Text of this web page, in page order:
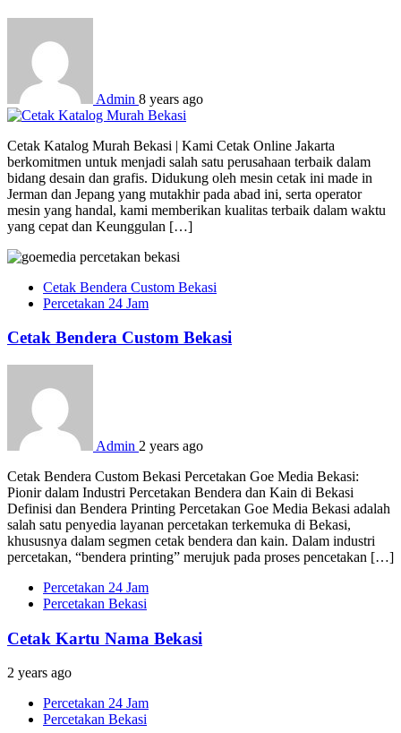
Admin 8 years ago
Cetak Katalog Murah Bekasi | Kami Cetak Online Jakarta
berkomitmen untuk menjadi salah satu perusahaan terbaik dalam
bidang desain dan grafis. Didukung oleh mesin cetak ini made in
Jerman dan Jepang yang mutakhir pada abad ini, serta operator
mesin yang handal, kami memberikan kualitas terbaik dalam waktu
yang cepat dan Keunggulan […]
Cetak Bendera Custom Bekasi
Percetakan 24 Jam
Cetak Bendera Custom Bekasi
Admin 2 years ago
Cetak Bendera Custom Bekasi Percetakan Goe Media Bekasi:
Pionir dalam Industri Percetakan Bendera dan Kain di Bekasi
Definisi dan Bendera Printing Percetakan Goe Media Bekasi adalah
salah satu penyedia layanan percetakan terkemuka di Bekasi,
khususnya dalam segmen cetak bendera dan kain. Dalam industri
percetakan, “bendera printing” merujuk pada proses pencetakan […]
Percetakan 24 Jam
Percetakan Bekasi
Cetak Kartu Nama Bekasi
2 years ago
Percetakan 24 Jam
Percetakan Bekasi